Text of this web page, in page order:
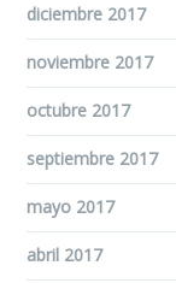
diciembre 2017
noviembre 2017
octubre 2017
septiembre 2017
mayo 2017
abril 2017